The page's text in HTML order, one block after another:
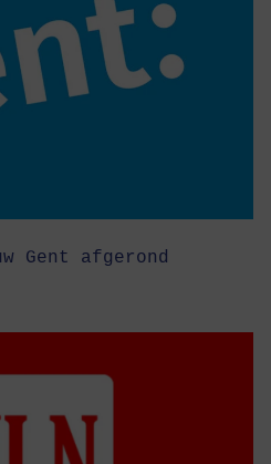
Gent afgerond